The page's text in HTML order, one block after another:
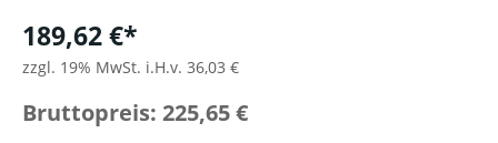
189,62 €*
zzgl. 19% MwSt. i.H.v. 36,03 €
Bruttopreis: 225,65 €